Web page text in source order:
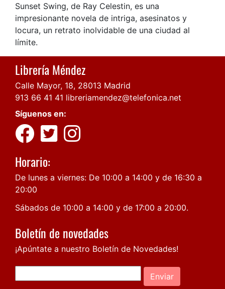
Sunset Swing, de Ray Celestin, es una
impresionante novela de intriga, asesinatos y
locura, un retrato inolvidable de una ciudad al
límite.
Librería Méndez
Calle Mayor, 18, 28013 Madrid
913 66 41 41 libreriamendez@telefonica.net
Síguenos en:
Horario:
De lunes a viernes: De 10:00 a 14:00 y de 16:30 a
20:00
Sábados de 10:00 a 14:00 y de 17:00 a 20:00.
Boletín de novedades
¡Apúntate a nuestro Boletín de Novedades!
Enviar